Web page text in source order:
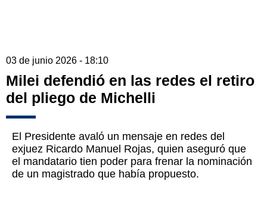
03 de junio 2026 - 18:10
Milei defendió en las redes el retiro
del pliego de Michelli
El Presidente avaló un mensaje en redes del
exjuez Ricardo Manuel Rojas, quien aseguró que
el mandatario tien poder para frenar la nominación
de un magistrado que había propuesto.